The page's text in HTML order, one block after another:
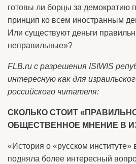
готовы ли борцы за демократию
принцип ко всем иностранным
Или существуют деньги
неправильные»?
FLB.ru c разрешения ISIWIS
интересную как для
российского читателя:
СКОЛЬКО СТОИТ
ОБЩЕСТВЕННОЕ МНЕНИЕ В
«История о «русском
подняла более интересный